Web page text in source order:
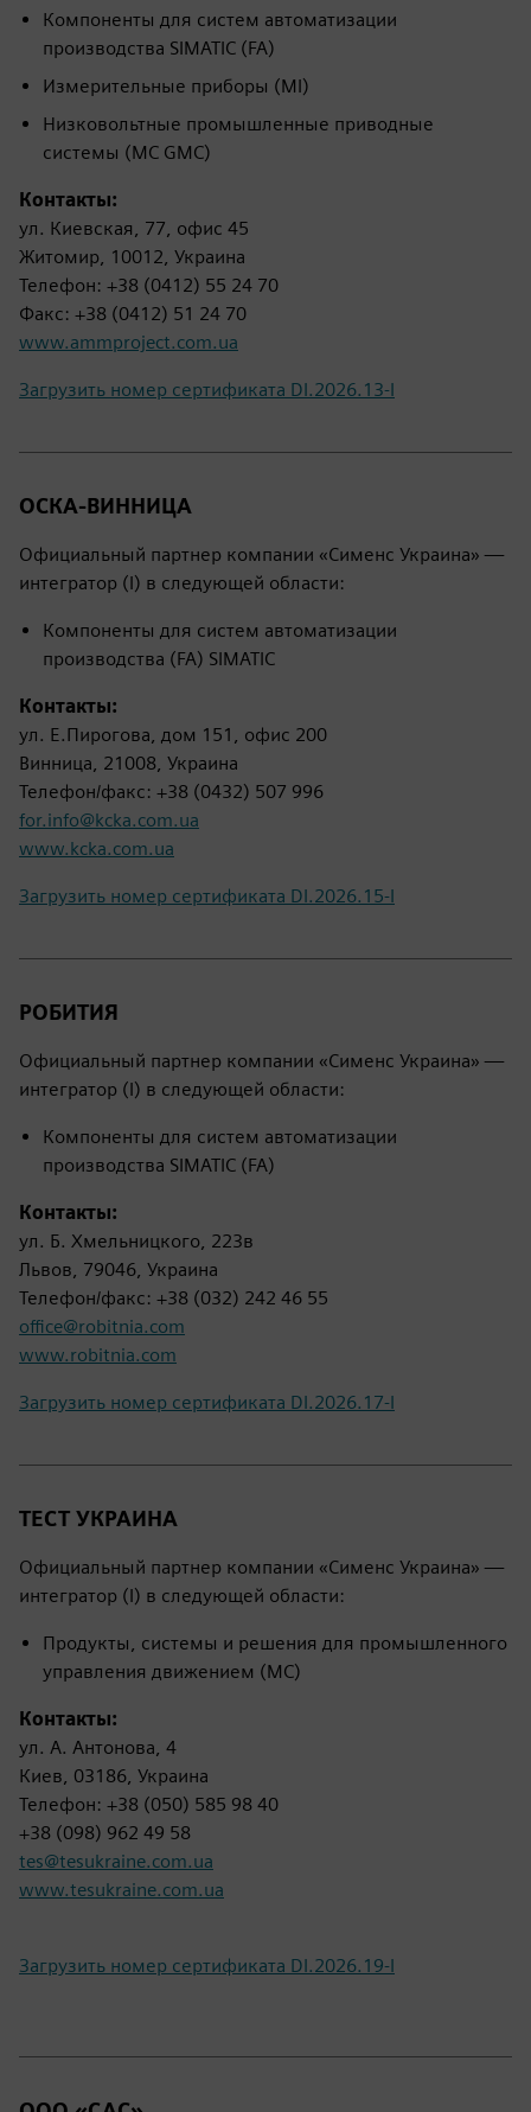
Компоненты для систем автоматизации
производства SIMATIC (FA)
Измерительные приборы (MI)
Низковольтные промышленные приводные
системы (MC GMC)
Контакты:
ул. Киевская, 77, офис 45
Житомир, 10012, Украина
Телефон: +38 (0412) 55 24 70
Факс: +38 (0412) 51 24 70
www.ammproject.com.ua
Загрузить номер сертификата DI.2026.13-I
ОСКА-ВИННИЦА
Официальный партнер компании «Сименс Украина» —
интегратор (I) в следующей области:
Компоненты для систем автоматизации
производства (FA) SIMATIC
Контакты:
ул. Е.Пирогова, дом 151, офис 200
Винница, 21008, Украина
Телефон/факс: +38 (0432) 507 996
for.info@kcka.com.ua
www.kcka.com.ua
Загрузить номер сертификата DI.2026.15-I
РОБИТИЯ
Официальный партнер компании «Сименс Украина» —
интегратор (I) в следующей области:
Компоненты для систем автоматизации
производства SIMATIC (FA)
Контакты:
ул. Б. Хмельницкого, 223в
Львов, 79046, Украина
Телефон/факс: +38 (032) 242 46 55
office@robitnia.com
www.robitnia.com
Загрузить номер сертификата DI.2026.17-I
ТЕСТ УКРАИНА
Официальный партнер компании «Сименс Украина» —
интегратор (I) в следующей области:
Продукты, системы и решения для промышленного
управления движением (MC)
Контакты:
ул. А. Антонова, 4
Киев, 03186, Украина
Телефон: +38 (050) 585 98 40
+38 (098) 962 49 58
tes@tesukraine.com.ua
www.tesukraine.com.ua
Загрузить номер сертификата DI.2026.19-I